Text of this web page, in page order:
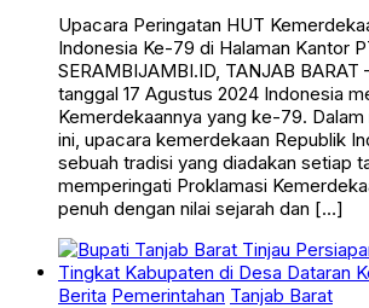
Upacara Peringatan HUT
Indonesia Ke-79 di Halaman Kantor
SERAMBIJAMBI.ID, TANJAB BARAT
tanggal 17 Agustus 2024 Indonesia
Kemerdekaannya yang ke-79.
ini, upacara kemerdekaan Republik
sebuah tradisi yang diadakan setiap
memperingati Proklamasi
penuh dengan nilai sejarah dan […]
Berita Pemerintahan Tanjab Barat